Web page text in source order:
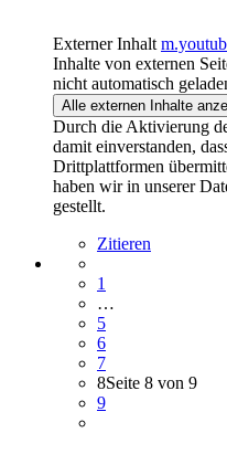
Externer Inhalt
Inhalte von externen
nicht automatisch
Alle externen Inhalte
Durch die Aktivierung
damit einverstanden,
Drittplattformen
haben wir in unserer
gestellt.
Zitieren
1
…
5
6
7
8Seite 8 von 9
9